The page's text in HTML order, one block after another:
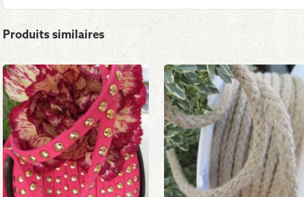
Produits similaires